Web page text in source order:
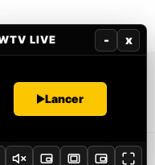
Google Play
Mentions légales
LIVE - x
Lancer